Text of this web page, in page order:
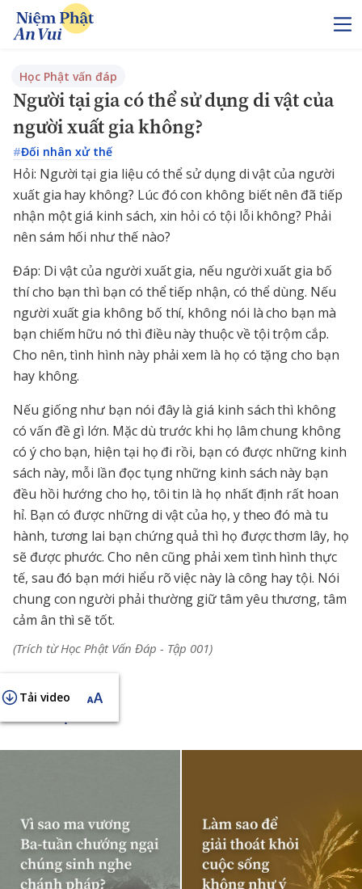
Học Phật vấn đáp
Người tại gia có thể sử dụng di vật của
người xuất gia không?
#Đối nhân xử thế
Hỏi: Người tại gia liệu có thể sử dụng di vật của người
xuất gia hay không? Lúc đó con không biết nên đã tiếp
nhận một giá kinh sách, xin hỏi có tội lỗi không? Phải
nên sám hối như thế nào?
Đáp: Di vật của người xuất gia, nếu người xuất gia bố
thí cho bạn thì bạn có thể tiếp nhận, có thể dùng. Nếu
người xuất gia không bố thí, không nói là cho bạn mà
bạn chiếm hữu nó thì điều này thuộc về tội trộm cắp.
Cho nên, tình hình này phải xem là họ có tặng cho bạn
hay không.
Nếu giống như bạn nói đây là giá kinh sách thì không
có vấn đề gì lớn. Mặc dù trước khi họ lâm chung không
có ý cho bạn, hiện tại họ đi rồi, bạn có được những kinh
sách này, mỗi lần đọc tụng những kinh sách này bạn
đều hồi hướng cho họ, tôi tin là họ nhất định rất hoan
hỉ. Bạn có được những di vật của họ, y theo đó mà tu
hành, tương lai bạn chứng quả thì họ được thơm lây, họ
sẽ được phước. Cho nên cũng phải xem tình hình thực
tế, sau đó bạn mới hiểu rõ việc này là công hay tội. Nói
chung con người phải thường giữ tâm yêu thương, tâm
cảm ân thì sẽ tốt.
(Trích từ Học Phật Vấn Đáp - Tập 001)
Tải video